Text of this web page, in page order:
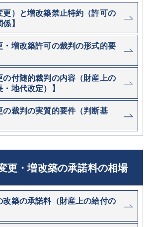
更）と増改築禁止特約（許可の
】
・増改築許可の裁判の形式的要
の付随的裁判の内容（財産上の
地代改定）】
の裁判の実質的要件（判断基
更・増改築の承諾料の相場
改築の承諾料（財産上の給付の